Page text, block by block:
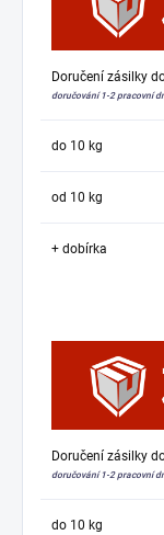
Doručení zásilky
doručování 1-2 pracovní
do 10 kg
od 10 kg
+ dobírka
Doručení zásilky
doručování 1-2 pracovní
do 10 kg